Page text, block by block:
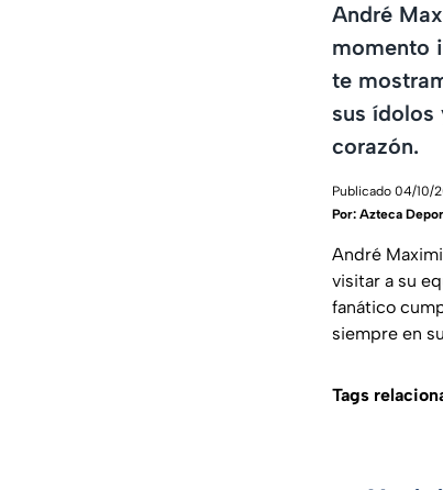
André
momento
te
sus ídolos
corazón.
Publicado 04/10/
Por: Azteca
André
visitar a su
fanático
siempre en
Tags